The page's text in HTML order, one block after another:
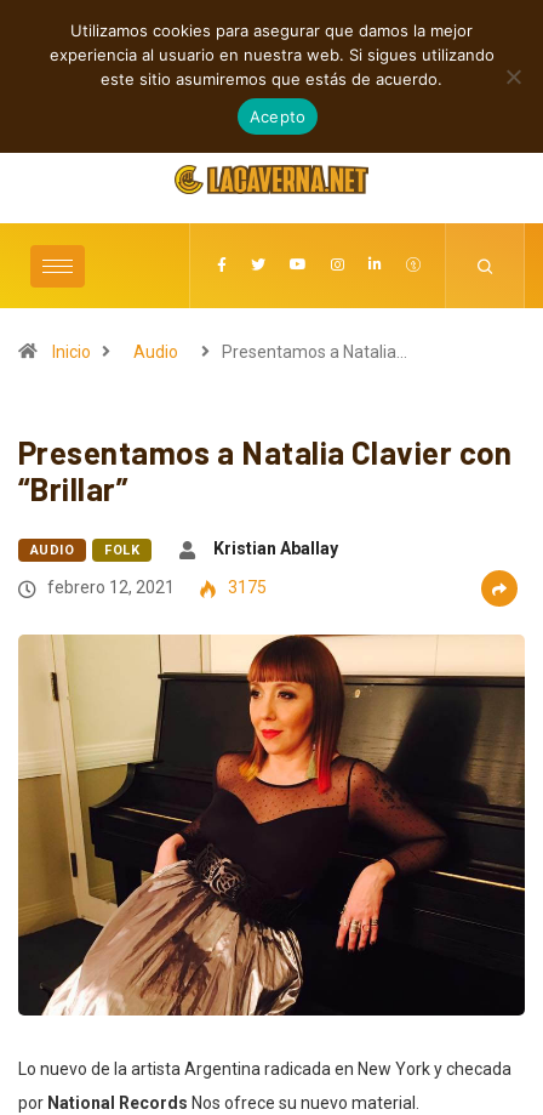
TENDENCIAS
Baldy Crawler cuestiona el odio y la guerra en “Hatred?”
agosto 8, 2026
Inicio Audio Presentamos a Natalia…
Presentamos a Natalia Clavier con
“Brillar”
AUDIO FOLK
Kristian Aballay
febrero 12, 2021
3175
Lo nuevo de la artista Argentina radicada en New York y checada
por National Records Nos ofrece su nuevo material.
Utilizamos cookies para asegurar que damos la mejor
experiencia al usuario en nuestra web. Si sigues utilizando
este sitio asumiremos que estás de acuerdo.
Acepto